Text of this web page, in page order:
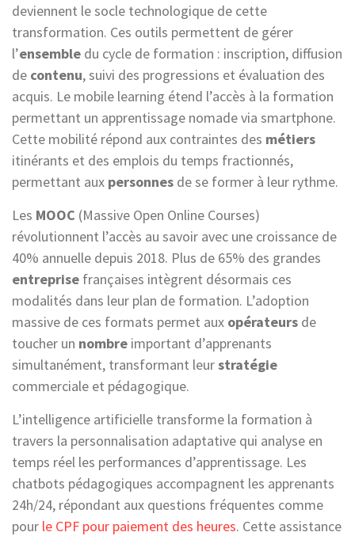
deviennent le socle technologique de cette
transformation. Ces outils permettent de gérer
l’ensemble du cycle de formation : inscription, diffusion
de contenu, suivi des progressions et évaluation des
acquis. Le mobile learning étend l’accès à la formation
permettant un apprentissage nomade via smartphone.
Cette mobilité répond aux contraintes des métiers
itinérants et des emplois du temps fractionnés,
permettant aux personnes de se former à leur rythme.
Les MOOC (Massive Open Online Courses)
révolutionnent l’accès au savoir avec une croissance de
40% annuelle depuis 2018. Plus de 65% des grandes
entreprise françaises intègrent désormais ces
modalités dans leur plan de formation. L’adoption
massive de ces formats permet aux opérateurs de
toucher un nombre important d’apprenants
simultanément, transformant leurstratégie
commerciale et pédagogique.
L’intelligence artificielle transforme la formation à
travers la personnalisation adaptative qui analyse en
temps réel les performances d’apprentissage. Les
chatbots pédagogiques accompagnent les apprenants
24h/24, répondant aux questions fréquentes comme
pour le CPF pour paiement des heures. Cette assistance